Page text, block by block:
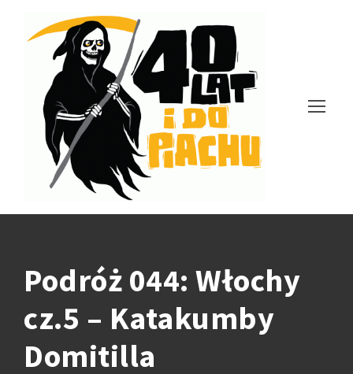
Podróż 044: Włochy
cz.5 – Katakumby
Domitilla